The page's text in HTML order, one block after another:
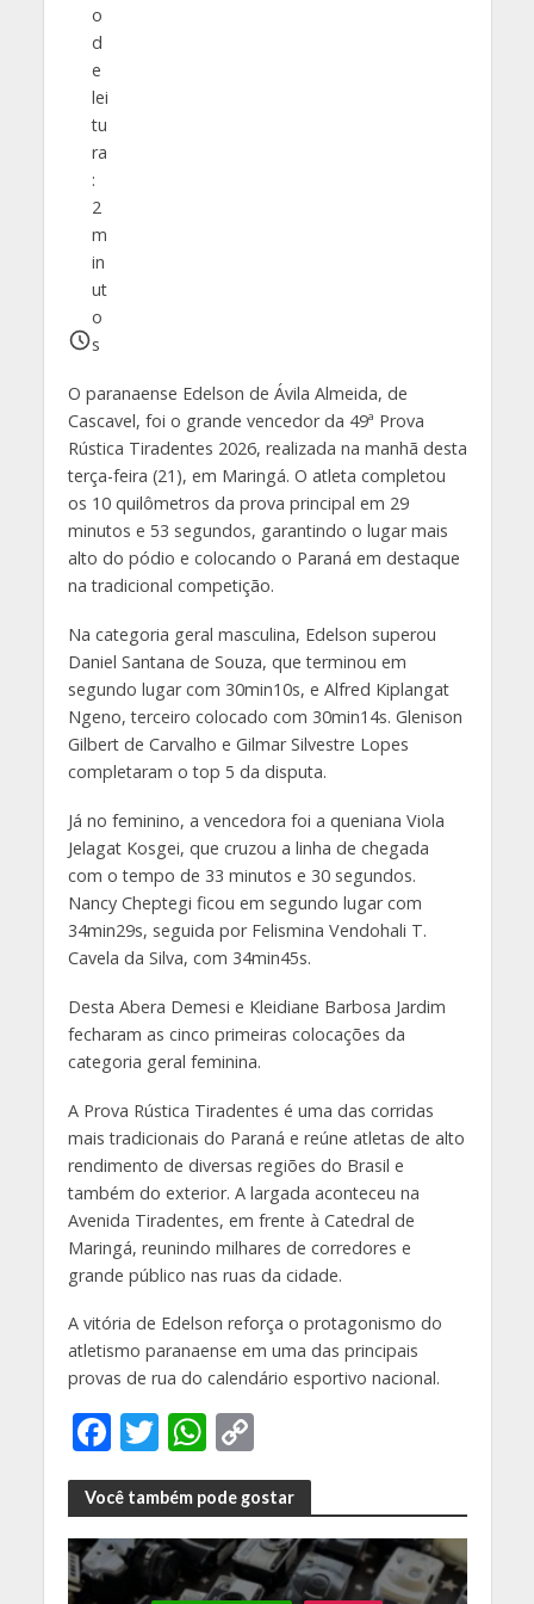
o
d
e
lei
tu
ra
:
2
m
in
ut
o
s
O paranaense Edelson de Ávila Almeida, de
Cascavel, foi o grande vencedor da 49ª Prova
Rústica Tiradentes 2026, realizada na manhã desta
terça-feira (21), em Maringá. O atleta completou
os 10 quilômetros da prova principal em 29
minutos e 53 segundos, garantindo o lugar mais
alto do pódio e colocando o Paraná em destaque
na tradicional competição.
Na categoria geral masculina, Edelson superou
Daniel Santana de Souza, que terminou em
segundo lugar com 30min10s, e Alfred Kiplangat
Ngeno, terceiro colocado com 30min14s. Glenison
Gilbert de Carvalho e Gilmar Silvestre Lopes
completaram o top 5 da disputa.
Já no feminino, a vencedora foi a queniana Viola
Jelagat Kosgei, que cruzou a linha de chegada
com o tempo de 33 minutos e 30 segundos.
Nancy Cheptegi ficou em segundo lugar com
34min29s, seguida por Felismina Vendohali T.
Cavela da Silva, com 34min45s.
Desta Abera Demesi e Kleidiane Barbosa Jardim
fecharam as cinco primeiras colocações da
categoria geral feminina.
A Prova Rústica Tiradentes é uma das corridas
mais tradicionais do Paraná e reúne atletas de alto
rendimento de diversas regiões do Brasil e
também do exterior. A largada aconteceu na
Avenida Tiradentes, em frente à Catedral de
Maringá, reunindo milhares de corredores e
grande público nas ruas da cidade.
A vitória de Edelson reforça o protagonismo do
atletismo paranaense em uma das principais
provas de rua do calendário esportivo nacional.
F
ac
e
b
o
T
w
itt
er
W
h
at
s
A
C
o
p
y
Li
Você também pode gostar